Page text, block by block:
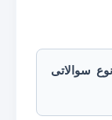
سوالاتی